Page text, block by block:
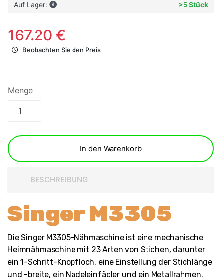
Auf Lager: >5 Stück
167.20 €
Beobachten Sie den Preis
Menge
In den Warenkorb
BESCHREIBUNG
Singer M3305
Die Singer M3305-Nähmaschine ist eine mechanische
Heimnähmaschine mit 23 Arten von Stichen, darunter
ein 1-Schritt-Knopfloch, eine Einstellung der Stichlänge
und -breite, ein Nadeleinfädler und ein Metallrahmen.